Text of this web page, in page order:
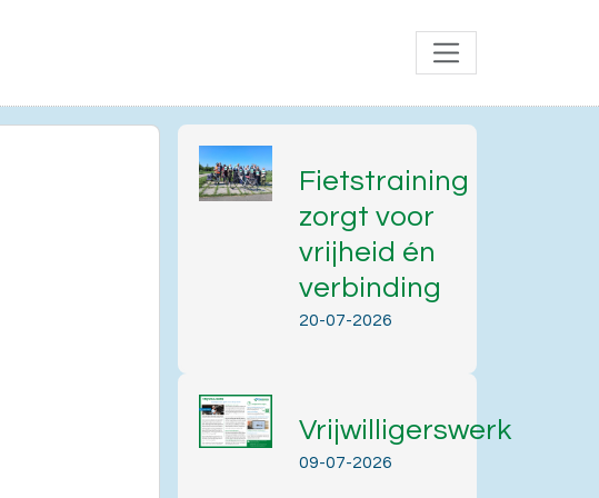
Office 365 Outlook Live
Fietstraining
zorgt voor
vrijheid én
verbinding
20-07-2026
Vrijwilligerswerk
09-07-2026